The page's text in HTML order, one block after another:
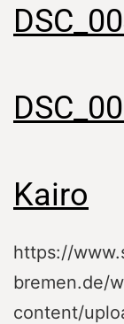
Kairo
https://
bremen.de/
content/